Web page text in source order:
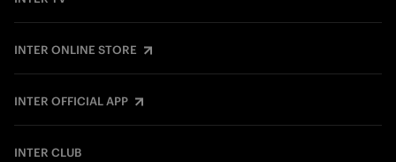
INTER ONLINE STORE
INTER OFFICIAL APP
INTER CLUB